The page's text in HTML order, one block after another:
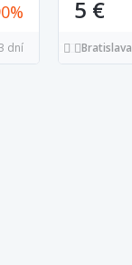
dní
5 €
Bratislava